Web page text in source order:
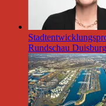
Rundschau Duisburg